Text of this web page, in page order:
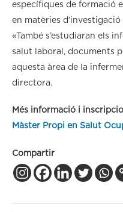
específiques de formació
en matèries
«També s’estudiaran els
salut laboral, documents
aquesta àrea de la
directora.
Més informació i
Màster Propi en Salut
Compartir